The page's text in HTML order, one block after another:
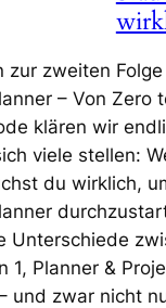
zur zweiten
– Von Zero
klären wir
viele stellen:
du wirklich,
Unterschiede
1, Planner &
und zwar nicht